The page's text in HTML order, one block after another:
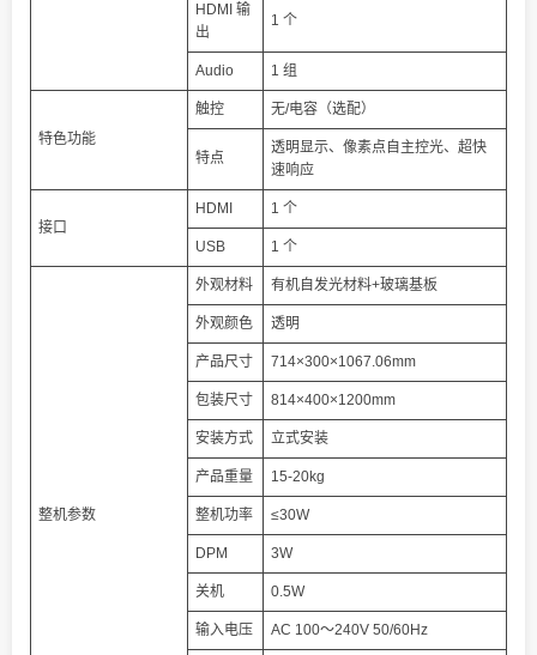
HDMI 输
出
1 个
Audio 1 组
特色功能
触控 无/电容（选配）
特点
透明显示、像素点自主控光、超快
速响应
接口
HDMI 1 个
USB 1 个
整机参数
外观材料 有机自发光材料+玻璃基板
外观颜色 透明
产品尺寸 714×300×1067.06mm
包装尺寸 814×400×1200mm
安装方式 立式安装
产品重量 15-20kg
整机功率 ≤30W
DPM 3W
关机 0.5W
输入电压 AC 100～240V 50/60Hz